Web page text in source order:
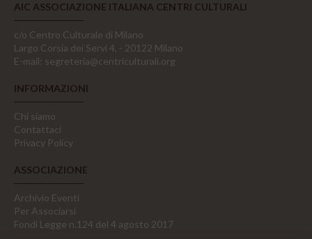
AIC ASSOCIAZIONE ITALIANA CENTRI CULTURALI
c/o Centro Culturale di Milano
Largo Corsia dei Servi 4, - 20122 Milano
E-mail: segreteria@centriculturali.org
INFORMAZIONI
Chi siamo
Contattaci
Privacy Policy
ASSOCIAZIONE
Archivio Eventi
Per Associarsi
Fondi Legge n.124 del 4 agosto 2017